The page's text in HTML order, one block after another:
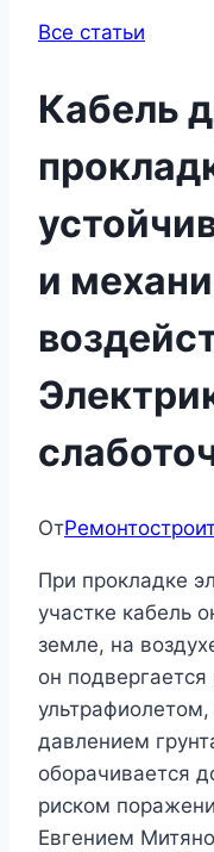
Все статьи
Кабель
и
От
При прокладке
участке кабель
земле, на
он
давлением
оборачивается
риском
Евгением